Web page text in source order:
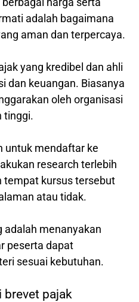
adalah bagaimana
aman dan terpercaya.
yang kredibel dan ahli
dan keuangan. Biasanya
oleh organisasi
tinggi.
untuk mendaftar ke
research terlebih
tempat kursus tersebut
atau tidak.
adalah menanyakan
peserta dapat
sesuai kebutuhan.
pajak